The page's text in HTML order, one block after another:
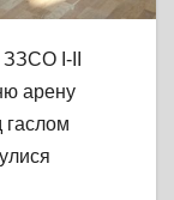
І-ІІ
арену
гаслом